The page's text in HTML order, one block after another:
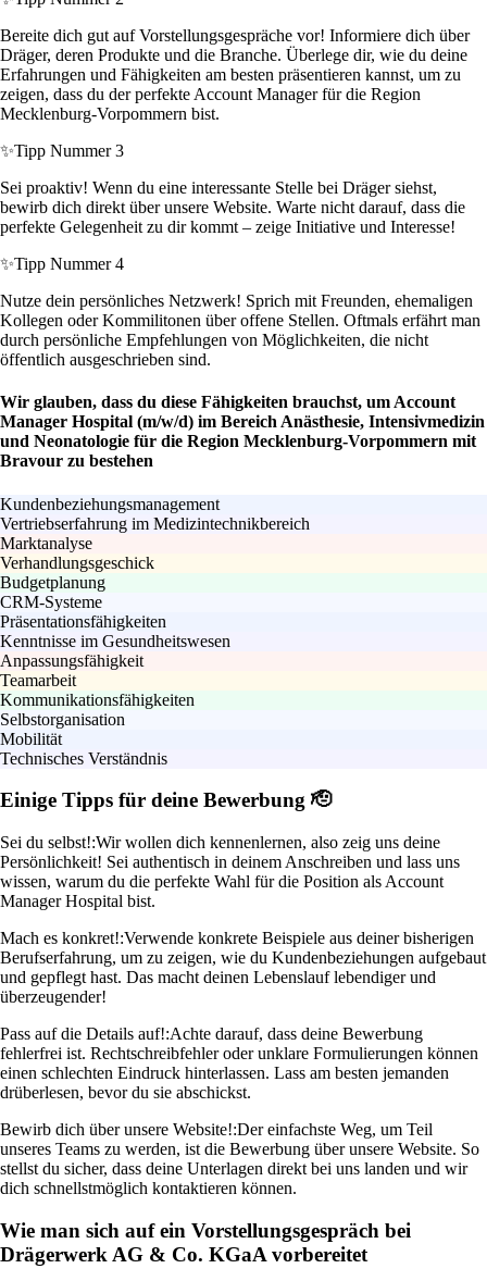
Bereite dich gut auf Vorstellungsgespräche vor! Informiere dich über
Dräger, deren Produkte und die Branche. Überlege dir, wie du deine
Erfahrungen und Fähigkeiten am besten präsentieren kannst, um zu
zeigen, dass du der perfekte Account Manager für die Region
Mecklenburg-Vorpommern bist.
✨Tipp Nummer 3
Sei proaktiv! Wenn du eine interessante Stelle bei Dräger siehst,
bewirb dich direkt über unsere Website. Warte nicht darauf, dass die
perfekte Gelegenheit zu dir kommt – zeige Initiative und Interesse!
✨Tipp Nummer 4
Nutze dein persönliches Netzwerk! Sprich mit Freunden, ehemaligen
Kollegen oder Kommilitonen über offene Stellen. Oftmals erfährt man
durch persönliche Empfehlungen von Möglichkeiten, die nicht
öffentlich ausgeschrieben sind.
Wir glauben, dass du diese Fähigkeiten brauchst, um Account
Manager Hospital (m/w/d) im Bereich Anästhesie, Intensivmedizin
und Neonatologie für die Region Mecklenburg-Vorpommern mit
Bravour zu bestehen
Kundenbeziehungsmanagement
Vertriebserfahrung im Medizintechnikbereich
Marktanalyse
Verhandlungsgeschick
Budgetplanung
CRM-Systeme
Präsentationsfähigkeiten
Kenntnisse im Gesundheitswesen
Anpassungsfähigkeit
Teamarbeit
Kommunikationsfähigkeiten
Selbstorganisation
Mobilität
Technisches Verständnis
Einige Tipps für deine Bewerbung 🫡
Sei du selbst!:Wir wollen dich kennenlernen, also zeig uns deine
Persönlichkeit! Sei authentisch in deinem Anschreiben und lass uns
wissen, warum du die perfekte Wahl für die Position als Account
Manager Hospital bist.
Mach es konkret!:Verwende konkrete Beispiele aus deiner bisherigen
Berufserfahrung, um zu zeigen, wie du Kundenbeziehungen aufgebaut
und gepflegt hast. Das macht deinen Lebenslauf lebendiger und
überzeugender!
Pass auf die Details auf!:Achte darauf, dass deine Bewerbung
fehlerfrei ist. Rechtschreibfehler oder unklare Formulierungen können
einen schlechten Eindruck hinterlassen. Lass am besten jemanden
drüberlesen, bevor du sie abschickst.
Bewirb dich über unsere Website!:Der einfachste Weg, um Teil
unseres Teams zu werden, ist die Bewerbung über unsere Website. So
stellst du sicher, dass deine Unterlagen direkt bei uns landen und wir
dich schnellstmöglich kontaktieren können.
Wie man sich auf ein Vorstellungsgespräch bei
Drägerwerk AG & Co. KGaA vorbereitet